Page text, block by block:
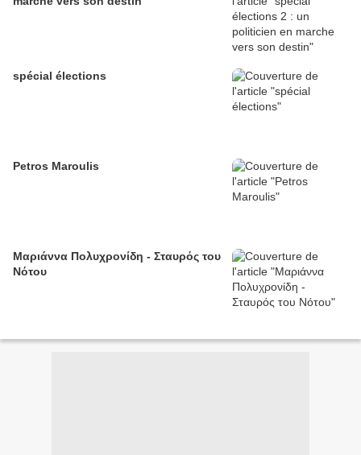
spécial élections
Petros Maroulis
Μαριάννα Πολυχρονίδη - Σταυρός του
Νότου